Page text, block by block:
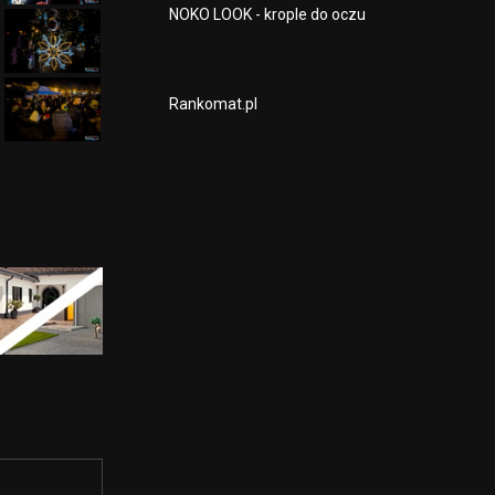
NOKO LOOK - krople do oczu
Rankomat.pl